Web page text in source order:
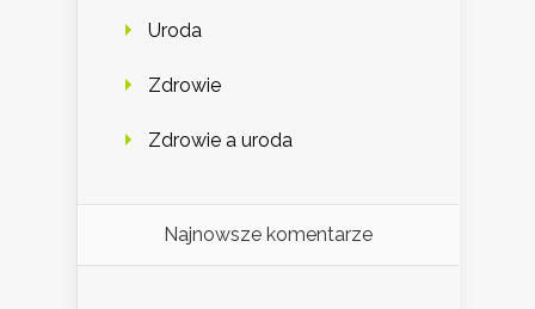
Uroda
Zdrowie
Zdrowie a uroda
Najnowsze komentarze